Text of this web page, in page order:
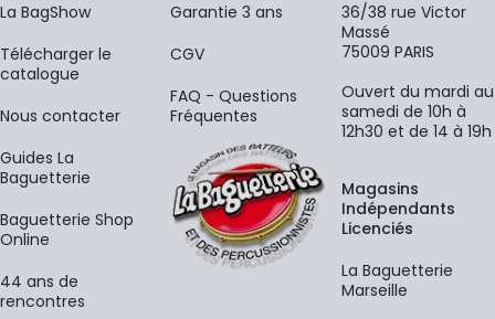
La BagShow
​Télécharger le
catalogue
Nous contacter
Guides La
Baguetterie
Baguetterie Shop
Online
44 ans de
rencontres
Garantie 3 ans
CGV
FAQ - Questions
Fréquentes
36/38 rue Victor
Massé
75009 PARIS
Ouvert du mardi au
samedi de 10h à
12h30 et de 14 à 19h
Magasins
Indépendants
Licenciés
La Baguetterie
Marseille